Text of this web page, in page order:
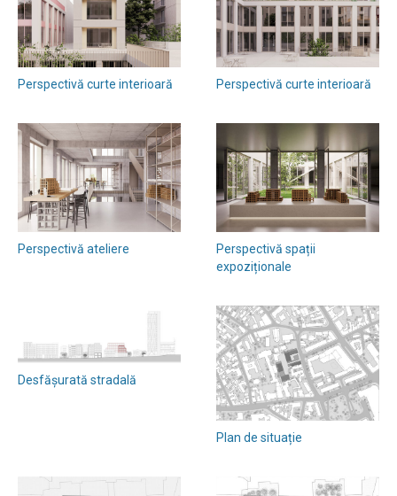
Perspectivă curte interioară Perspectivă curte interioară
Perspectivă ateliere
Perspectivă spații
expoziționale
Desfășurată stradală
Plan de situație